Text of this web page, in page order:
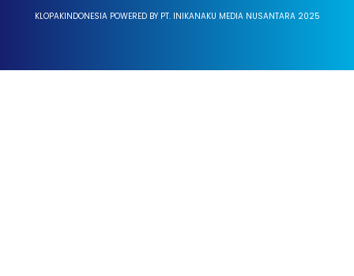
KLOPAKINDONESIA POWERED BY PT. INIKANAKU MEDIA NUSANTARA 2025